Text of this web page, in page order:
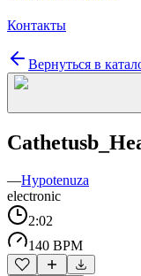
Контакты
Вернуться в
—Hypotenuza
electronic
2:02
140 BPM